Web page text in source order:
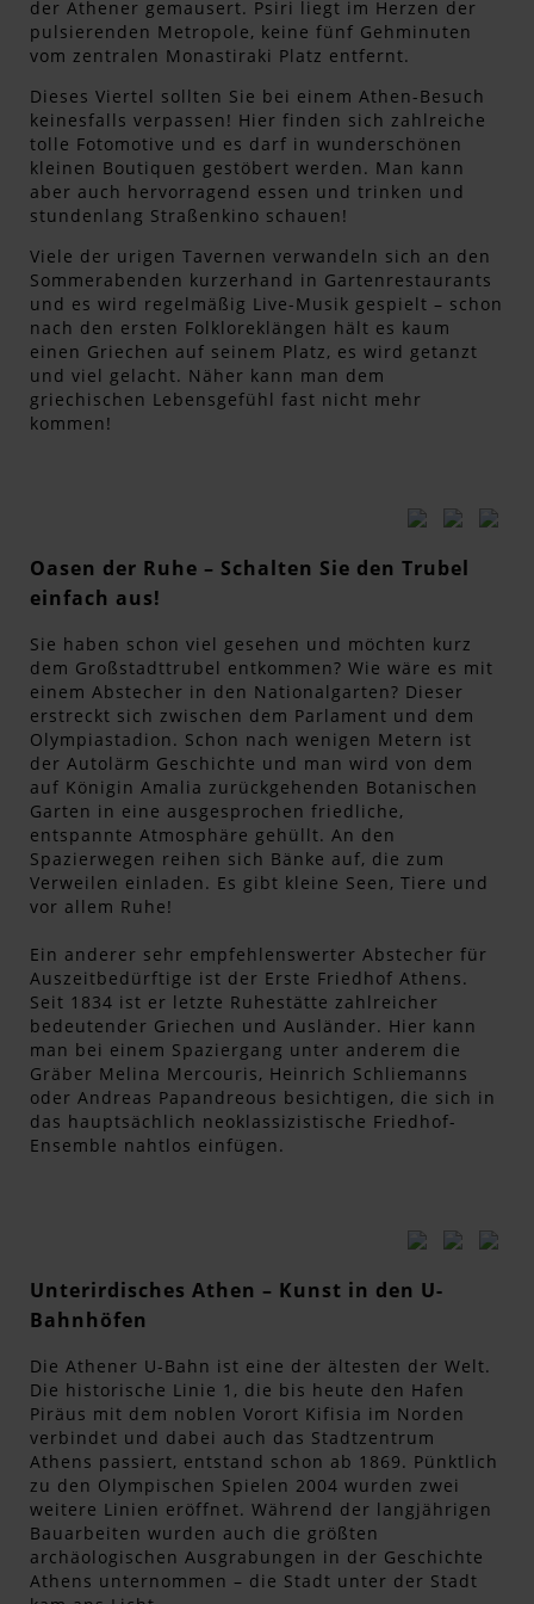
der Athener gemausert. Psiri liegt im Herzen der
pulsierenden Metropole, keine fünf Gehminuten
vom zentralen Monastiraki Platz entfernt.
Dieses Viertel sollten Sie bei einem Athen-Besuch
keinesfalls verpassen! Hier finden sich zahlreiche
tolle Fotomotive und es darf in wunderschönen
kleinen Boutiquen gestöbert werden. Man kann
aber auch hervorragend essen und trinken und
stundenlang Straßenkino schauen!
Viele der urigen Tavernen verwandeln sich an den
Sommerabenden kurzerhand in Gartenrestaurants
und es wird regelmäßig Live-Musik gespielt – schon
nach den ersten Folkloreklängen hält es kaum
einen Griechen auf seinem Platz, es wird getanzt
und viel gelacht. Näher kann man dem
griechischen Lebensgefühl fast nicht mehr
kommen!
Oasen der Ruhe – Schalten Sie den Trubel
einfach aus!
Sie haben schon viel gesehen und möchten kurz
dem Großstadttrubel entkommen? Wie wäre es mit
einem Abstecher in den Nationalgarten? Dieser
erstreckt sich zwischen dem Parlament und dem
Olympiastadion. Schon nach wenigen Metern ist
der Autolärm Geschichte und man wird von dem
auf Königin Amalia zurückgehenden Botanischen
Garten in eine ausgesprochen friedliche,
entspannte Atmosphäre gehüllt. An den
Spazierwegen reihen sich Bänke auf, die zum
Verweilen einladen. Es gibt kleine Seen, Tiere und
vor allem Ruhe!
Ein anderer sehr empfehlenswerter Abstecher für
Auszeitbedürftige ist der Erste Friedhof Athens.
Seit 1834 ist er letzte Ruhestätte zahlreicher
bedeutender Griechen und Ausländer. Hier kann
man bei einem Spaziergang unter anderem die
Gräber Melina Mercouris, Heinrich Schliemanns
oder Andreas Papandreous besichtigen, die sich in
das hauptsächlich neoklassizistische Friedhof-
Ensemble nahtlos einfügen.
Unterirdisches Athen – Kunst in den U-
Bahnhöfen
Die Athener U-Bahn ist eine der ältesten der Welt.
Die historische Linie 1, die bis heute den Hafen
Piräus mit dem noblen Vorort Kifisia im Norden
verbindet und dabei auch das Stadtzentrum
Athens passiert, entstand schon ab 1869. Pünktlich
zu den Olympischen Spielen 2004 wurden zwei
weitere Linien eröffnet. Während der langjährigen
Bauarbeiten wurden auch die größten
archäologischen Ausgrabungen in der Geschichte
Athens unternommen – die Stadt unter der Stadt